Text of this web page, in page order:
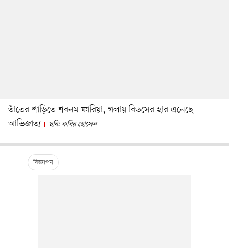
তাঁতের শাড়িতে শবনম ফারিয়া, গলায় বিডসের হার এনেছে
আভিজাত্য
ছবি: কবির হোসেন